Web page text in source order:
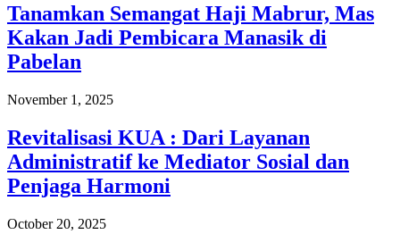
Tanamkan Semangat Haji Mabrur, Mas
Kakan Jadi Pembicara Manasik di
Pabelan
November 1, 2025
Revitalisasi KUA : Dari Layanan
Administratif ke Mediator Sosial dan
Penjaga Harmoni
October 20, 2025